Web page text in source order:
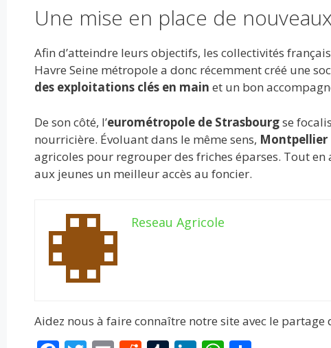
Une mise en place de
Afin d’atteindre leurs objectifs, les collectivités
Havre Seine métropole a donc récemment créé une
des exploitations clés en main et un bon
De son côté, l’eurométropole de Strasbourgse
nourricière. Évoluant dans le même sens,
agricoles pour regrouper des friches éparses. Tout
aux jeunes un meilleur accès au foncier.
Reseau Agricole
Aidez nous à faire connaître notre site avec le